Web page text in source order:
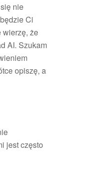
nie
Ci
wierzę, że
AI. Szukam
opiszę, a
jest często